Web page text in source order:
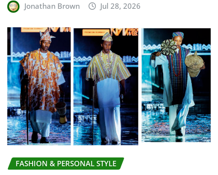
Jonathan Brown Jul 28, 2026
FASHION & PERSONAL STYLE